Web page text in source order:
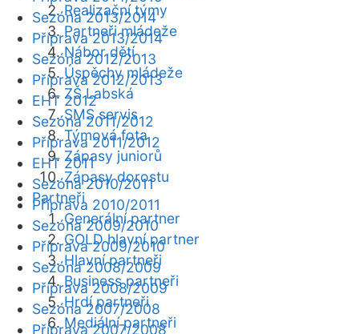
Realizační týmy
Partneři mládeže
Nábor dětí
Úspěchy mládeže
ZŠ Labská
SMS servis
Týmová fota
Zápasy juniorů
Zápasy dorostu
Partneři
Generální partner
GOLD hlavní partner
Hlavní partneři
Business partneři
Hrdí partneři
Mediální partneři
Sezóna 2013/2014
Příprava 2013/2014
Sezóna 2012/2013
Příprava 2012/2013
EHT 2012
Sezóna 2011/2012
Příprava 2011/2012
EHT 2011
Sezóna 2010/2011
Příprava 2010/2011
Sezóna 2009/2010
Příprava 2009/2010
Sezóna 2008/2009
Příprava 2008/2009
Sezóna 2007/2008
Příprava 2007/2008